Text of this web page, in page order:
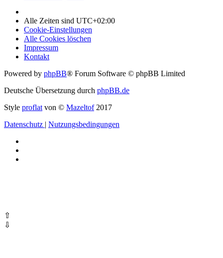
Alle Zeiten sind UTC+02:00
Cookie-Einstellungen
Alle Cookies löschen
Impressum
Kontakt
Powered by phpBB® Forum Software © phpBB Limited
Deutsche Übersetzung durch phpBB.de
Style proflatvon © Mazeltof2017
Datenschutz
Nutzungsbedingungen
⇧
⇩